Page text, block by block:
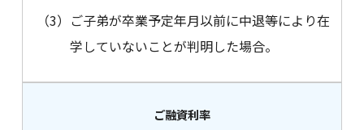
（3） ご子弟が卒業予定年月以前に中退等により在
学していないことが判明した場合。
ご融資利率